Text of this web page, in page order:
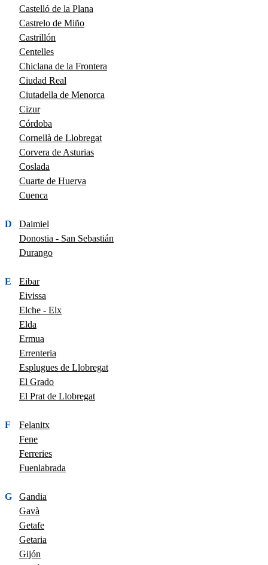
Castelló de la Plana
Castrelo de Miño
Castrillón
Centelles
Chiclana de la Frontera
Ciudad Real
Ciutadella de Menorca
Cizur
Córdoba
Cornellà de Llobregat
Corvera de Asturias
Coslada
Cuarte de Huerva
Cuenca
D
Daimiel
Donostia - San Sebastián
Durango
E
Eibar
Eivissa
Elche - Elx
Elda
Ermua
Errenteria
Esplugues de Llobregat
El Grado
El Prat de Llobregat
F
Felanitx
Fene
Ferreries
Fuenlabrada
G
Gandia
Gavà
Getafe
Getaria
Gijón